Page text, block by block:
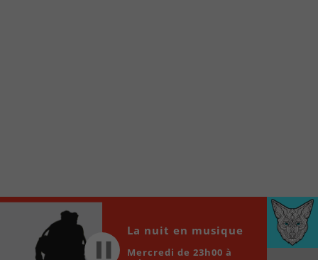
locale vous sont maintenant accessibles en un clic!
Audio
Player
00:00
La nuit en musique
Mercredi de 23h00 à